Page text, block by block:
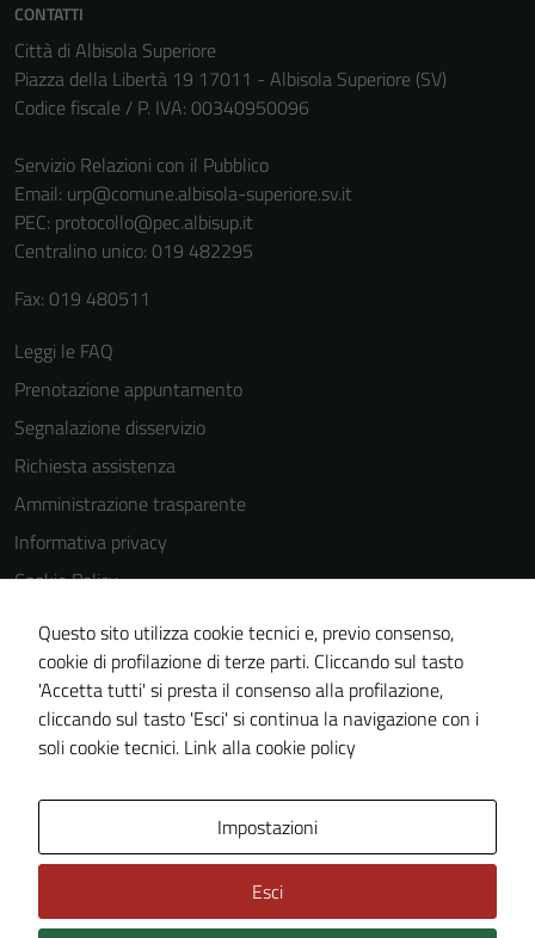
CONTATTI
Città di Albisola Superiore
Piazza della Libertà 19 17011 - Albisola Superiore (SV)
Codice fiscale / P. IVA: 00340950096
Servizio Relazioni con il Pubblico
Email: urp@comune.albisola-superiore.sv.it
PEC: protocollo@pec.albisup.it
Centralino unico: 019 482295
Fax: 019 480511
Leggi le FAQ
Prenotazione appuntamento
Segnalazione disservizio
Richiesta assistenza
Amministrazione trasparente
Informativa privacy
Cookie Policy
Note legali
Dichiarazione di accessibilità
Piano di miglioramento del sito
Statistiche sito web
Questo sito utilizza cookie tecnici e, previo consenso,
cookie di profilazione di terze parti. Cliccando sul tasto
'Accetta tutti' si presta il consenso alla profilazione,
cliccando sul tasto 'Esci' si continua la navigazione con i
soli cookie tecnici. Link alla cookie policy
Impostazioni
Esci
Tecnici